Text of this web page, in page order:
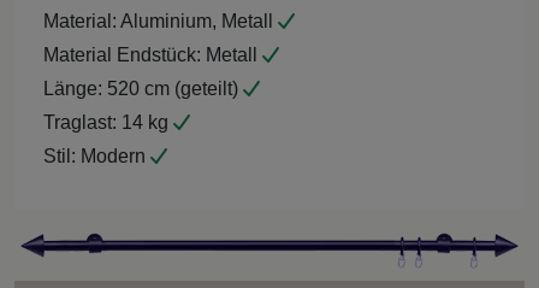
Material: Aluminium, Metall
Material Endstück: Metall
Länge: 520 cm (geteilt)
Traglast: 14 kg
Stil: Modern